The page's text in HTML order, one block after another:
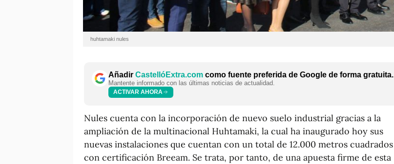
huhtamaki nules
Añadir CastellóExtra.com como fuente preferida de Google de forma gratuita.
Mantente informado con las últimas noticias de actualidad.
ACTIVAR AHORA
Nules cuenta con la incorporación de nuevo suelo industrial gracias a la
ampliación de la multinacional Huhtamaki, la cual ha inaugurado hoy sus
nuevas instalaciones que cuentan con un total de 12.000 metros cuadrados
con certificación Breeam. Se trata, por tanto, de una apuesta firme de esta